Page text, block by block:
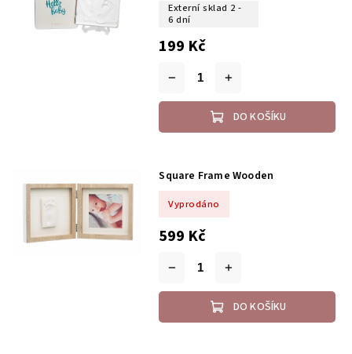
Externí sklad 2 -
6 dní
199 Kč
DO KOŠÍKU
Square Frame Wooden
Vyprodáno
599 Kč
DO KOŠÍKU